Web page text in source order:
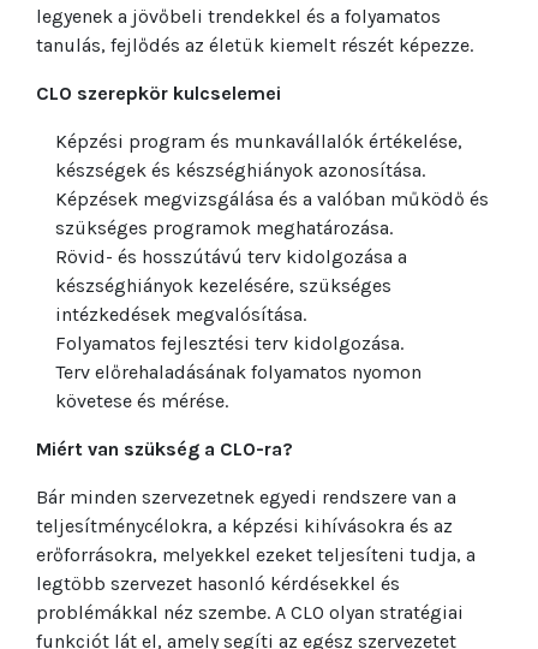
legyenek a jövőbeli trendekkel és a folyamatos
tanulás, fejlődés az életük kiemelt részét képezze.
CLO szerepkör kulcselemei
Képzési program és munkavállalók értékelése,
készségek és készséghiányok azonosítása.
Képzések megvizsgálása és a valóban működő és
szükséges programok meghatározása.
Rövid- és hosszútávú terv kidolgozása a
készséghiányok kezelésére, szükséges
intézkedések megvalósítása.
Folyamatos fejlesztési terv kidolgozása.
Terv előrehaladásának folyamatos nyomon
követese és mérése.
Miért van szükség a CLO-ra?
Bár minden szervezetnek egyedi rendszere van a
teljesítménycélokra, a képzési kihívásokra és az
erőforrásokra, melyekkel ezeket teljesíteni tudja, a
legtöbb szervezet hasonló kérdésekkel és
problémákkal néz szembe. A CLO olyan stratégiai
funkciót lát el, amely segíti az egész szervezetet